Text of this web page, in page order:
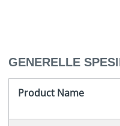
GENERELLE
Product Name